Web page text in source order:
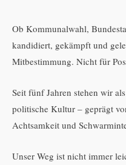
Ob Kommunalwahl,
kandidiert, gekämpft und
Mitbestimmung. Nicht für
Seit fünf Jahren stehen wir
politische Kultur – geprägt
Achtsamkeit und
Unser Weg ist nicht immer